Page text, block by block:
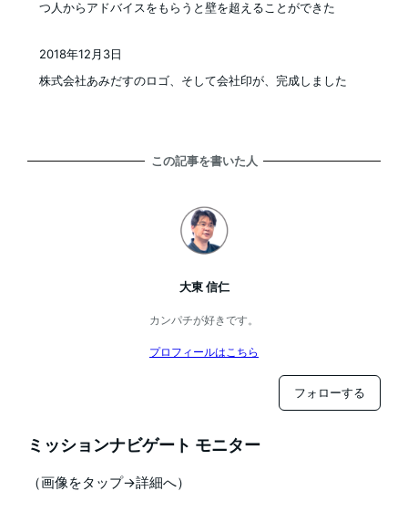
つ人からアドバイスをもらうと壁を超えることができた
株式会社あみだすのロゴ、そして会社印が、完成しました
2018年12月3日
この記事を書いた人
大東 信仁
カンパチが好きです。
プロフィールはこちら
フォローする
ミッションナビゲート モニター
（画像をタップ→詳細へ）